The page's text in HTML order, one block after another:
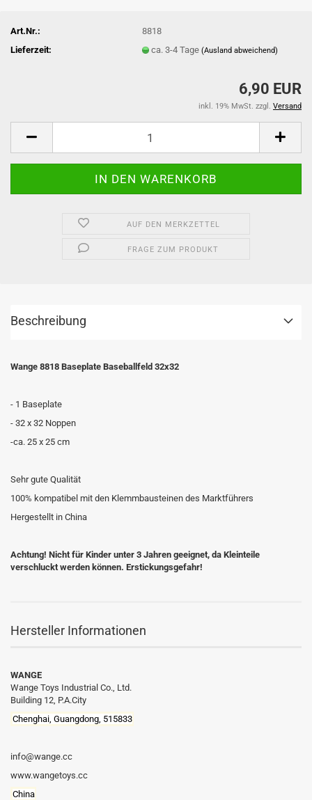
Art.Nr.:
8818
Lieferzeit:
ca. 3-4 Tage(Ausland abweichend)
6,90 EUR
inkl. 19% MwSt. zzgl. Versand
AUF DEN MERKZETTEL
FRAGE ZUM PRODUKT
Beschreibung
Wange 8818 Baseplate Baseballfeld 32x32
- 1 Baseplate
- 32 x 32 Noppen
-ca. 25 x 25 cm
Sehr gute Qualität
100% kompatibel mit den Klemmbausteinen des Marktführers
Hergestellt in China
Achtung! Nicht für Kinder unter 3 Jahren geeignet, da Kleinteile
verschluckt werden können. Erstickungsgefahr!
Hersteller Informationen
WANGE
Wange Toys Industrial Co., Ltd.
Building 12, P.A.City
Chenghai, Guangdong, 515833
info@wange.cc
www.wangetoys.cc
China